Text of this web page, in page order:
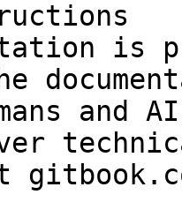
is
and